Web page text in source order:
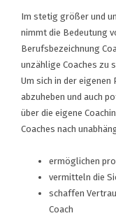
Im stetig größer und
nimmt die Bedeutung
Berufsbezeichnung
unzählige Coaches zu
Um sich in der
abzuheben und auch
über die eigene
Coaches nach
ermöglichen
vermitteln die
schaffen
Coach